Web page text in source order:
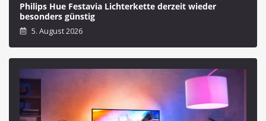
Philips Hue Festavia Lichterkette derzeit wieder
besonders günstig
5. August 2026